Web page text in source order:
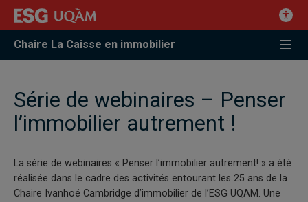
Chaire La Caisse en immobilier
Série de webinaires – Penser
l’immobilier autrement !
La série de webinaires « Penser l’immobilier autrement! » a été
réalisée dans le cadre des activités entourant les 25 ans de la
Chaire Ivanhoé Cambridge d’immobilier de l’ESG UQAM. Une